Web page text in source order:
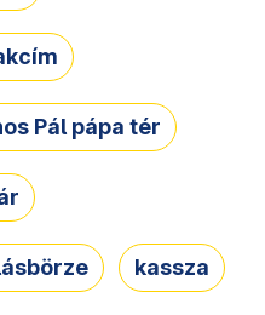
Pál pápa tér
kassza